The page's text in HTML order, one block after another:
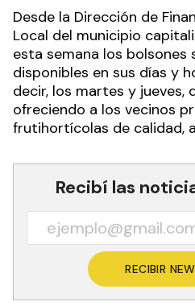
Desde la Dirección de
Local del municipio
esta semana los bolsones
disponibles en sus días y
decir, los martes y jueves,
ofreciendo a los vecinos
frutihortícolas de calidad,
Recibí las
RECIBIR